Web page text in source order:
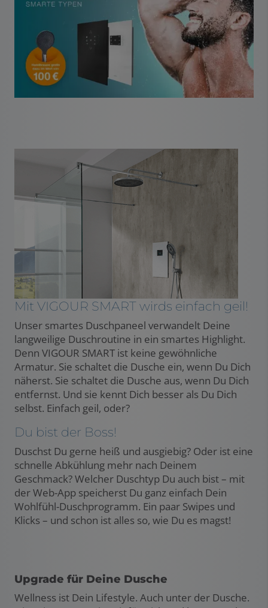
Mit VIGOUR SMART wirds einfach geil!
Unser smartes Duschpaneel verwandelt Deine
langweilige Duschroutine in ein smartes Highlight.
Denn VIGOUR SMART ist keine gewöhnliche
Armatur. Sie schaltet die Dusche ein, wenn Du Dich
näherst. Sie schaltet die Dusche aus, wenn Du Dich
entfernst. Und sie kennt Dich besser als Du Dich
selbst. Einfach geil, oder?
Du bist der Boss!
Duschst Du gerne heiß und ausgiebig? Oder ist eine
schnelle Abkühlung mehr nach Deinem
Geschmack? Welcher Duschtyp Du auch bist – mit
der Web-App speicherst Du ganz einfach Dein
Wohlfühl-Duschprogramm. Ein paar Swipes und
Klicks – und schon ist alles so, wie Du es magst!
Upgrade für Deine Dusche
Wellness ist Dein Lifestyle. Auch unter der Dusche.